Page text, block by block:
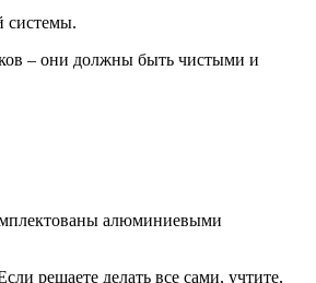
системы.
– они должны быть чистыми и
алюминиевыми
решаете делать все сами, учтите,